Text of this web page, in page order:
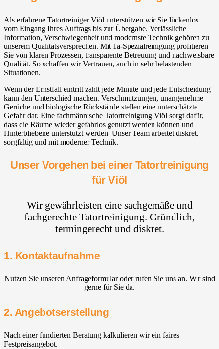
Als erfahrene Tatortreiniger Viöl unterstützen wir Sie lückenlos –
vom Eingang Ihres Auftrags bis zur Übergabe. Verlässliche
Information, Verschwiegenheit und modernste Technik gehören zu
unserem Qualitätsversprechen. Mit 1a-Spezialreinigung profitieren
Sie von klaren Prozessen, transparente Betreuung und nachweisbare
Qualität. So schaffen wir Vertrauen, auch in sehr belastenden
Situationen.
Wenn der Ernstfall eintritt zählt jede Minute und jede Entscheidung
kann den Unterschied machen. Verschmutzungen, unangenehme
Gerüche und biologische Rückstände stellen eine unterschätzte
Gefahr dar. Eine fachmännische Tatortreinigung Viöl sorgt dafür,
dass die Räume wieder gefahrlos genutzt werden können und
Hinterbliebene unterstützt werden. Unser Team arbeitet diskret,
sorgfältig und mit moderner Technik.
Unser Vorgehen bei einer Tatortreinigung
für Viöl
Wir gewährleisten eine sachgemäße und
fachgerechte Tatortreinigung. Gründlich,
termingerecht und diskret.
1. Kontaktaufnahme
Nutzen Sie unseren Anfrageformular oder rufen Sie uns an. Wir sind
gerne für Sie da.
2. Angebotserstellung
Nach einer fundierten Beratung kalkulieren wir ein faires
Festpreisangebot.